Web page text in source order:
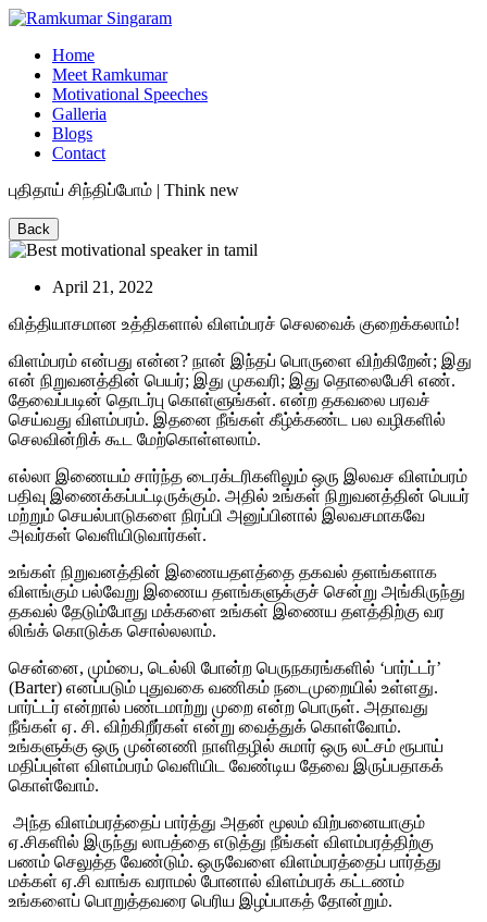
Home
Meet Ramkumar
Motivational Speeches
Galleria
Blogs
Contact
புதிதாய் சிந்திப்போம் | Think new
Back
April 21, 2022
வித்தியாசமான உத்திகளால் விளம்பரச் செலவைக் குறைக்கலாம்!
விளம்பரம் என்பது என்ன? நான் இந்தப் பொருளை விற்கிறேன்; இது
என் நிறுவனத்தின் பெயர்; இது முகவரி; இது தொலைபேசி எண்.
தேவைப்படின் தொடர்பு கொள்ளுங்கள். என்ற தகவலை பரவச்
செய்வது விளம்பரம். இதனை நீங்கள் கீழ்க்கண்ட பல வழிகளில்
செலவின்றிக் கூட மேற்கொள்ளலாம்.
எல்லா இணையம் சார்ந்த டைரக்டரிகளிலும் ஒரு இலவச விளம்பரம்
பதிவு இணைக்கப்பட்டிருக்கும். அதில் உங்கள் நிறுவனத்தின் பெயர்
மற்றும் செயல்பாடுகளை நிரப்பி அனுப்பினால் இலவசமாகவே
அவர்கள் வெளியிடுவார்கள்.
உங்கள் நிறுவனத்தின் இணையதளத்தை தகவல் தளங்களாக
விளங்கும் பல்வேறு இணைய தளங்களுக்குச் சென்று அங்கிருந்து
தகவல் தேடும்போது மக்களை உங்கள் இணைய தளத்திற்கு வர
லிங்க் கொடுக்க சொல்லலாம்.
சென்னை, மும்பை, டெல்லி போன்ற பெருநகரங்களில் ‘பார்ட்டர்’
(Barter) எனப்படும் புதுவகை வணிகம் நடைமுறையில் உள்ளது.
பார்ட்டர் என்றால் பண்டமாற்று முறை என்ற பொருள். அதாவது
நீங்கள் ஏ. சி. விற்கிறீர்கள் என்று வைத்துக் கொள்வோம்.
உங்களுக்கு ஒரு முன்னணி நாளிதழில் சுமார் ஒரு லட்சம் ரூபாய்
மதிப்புள்ள விளம்பரம் வெளியிட வேண்டிய தேவை இருப்பதாகக்
கொள்வோம்.
அந்த விளம்பரத்தைப் பார்த்து அதன் மூலம் விற்பனையாகும்
ஏ.சிகளில் இருந்து லாபத்தை எடுத்து நீங்கள் விளம்பரத்திற்கு
பணம் செலுத்த வேண்டும். ஒருவேளை விளம்பரத்தைப் பார்த்து
மக்கள் ஏ.சி வாங்க வராமல் போனால் விளம்பரக் கட்டணம்
உங்களைப் பொறுத்தவரை பெரிய இழப்பாகத் தோன்றும்.